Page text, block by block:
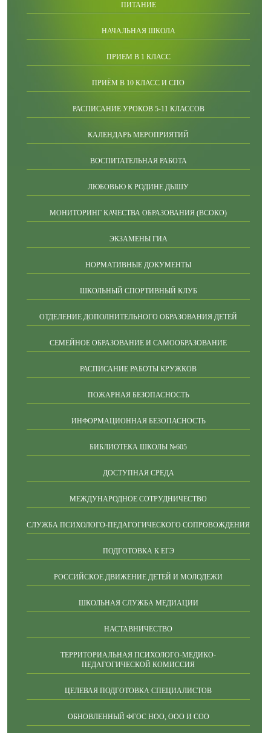
ПИТАНИЕ
НАЧАЛЬНАЯ ШКОЛА
ПРИЕМ В 1 КЛАСС
ПРИЁМ В 10 КЛАСС И СПО
РАСПИСАНИЕ УРОКОВ 5-11 КЛАССОВ
КАЛЕНДАРЬ МЕРОПРИЯТИЙ
ВОСПИТАТЕЛЬНАЯ РАБОТА
ЛЮБОВЬЮ К РОДИНЕ ДЫШУ
МОНИТОРИНГ КАЧЕСТВА ОБРАЗОВАНИЯ (ВСОКО)
ЭКЗАМЕНЫ ГИА
НОРМАТИВНЫЕ ДОКУМЕНТЫ
ШКОЛЬНЫЙ СПОРТИВНЫЙ КЛУБ
ОТДЕЛЕНИЕ ДОПОЛНИТЕЛЬНОГО ОБРАЗОВАНИЯ ДЕТЕЙ
СЕМЕЙНОЕ ОБРАЗОВАНИЕ И САМООБРАЗОВАНИЕ
РАСПИСАНИЕ РАБОТЫ КРУЖКОВ
ПОЖАРНАЯ БЕЗОПАСНОСТЬ
ИНФОРМАЦИОННАЯ БЕЗОПАСНОСТЬ
БИБЛИОТЕКА ШКОЛЫ №605
ДОСТУПНАЯ СРЕДА
МЕЖДУНАРОДНОЕ СОТРУДНИЧЕСТВО
СЛУЖБА ПСИХОЛОГО-ПЕДАГОГИЧЕСКОГО СОПРОВОЖДЕНИЯ
ПОДГОТОВКА К ЕГЭ
РОССИЙСКОЕ ДВИЖЕНИЕ ДЕТЕЙ И МОЛОДЕЖИ
ШКОЛЬНАЯ СЛУЖБА МЕДИАЦИИ
НАСТАВНИЧЕСТВО
ТЕРРИТОРИАЛЬНАЯ ПСИХОЛОГО-МЕДИКО-
ПЕДАГОГИЧЕСКОЙ КОМИССИЯ
ЦЕЛЕВАЯ ПОДГОТОВКА СПЕЦИАЛИСТОВ
ОБНОВЛЕННЫЙ ФГОС НОО, ООО И СОО